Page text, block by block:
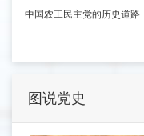
中国农工民主党的历史道路
图说党史